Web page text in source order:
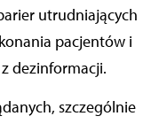
utrudniających
pacjentów i
dezinformacji.
szczególnie